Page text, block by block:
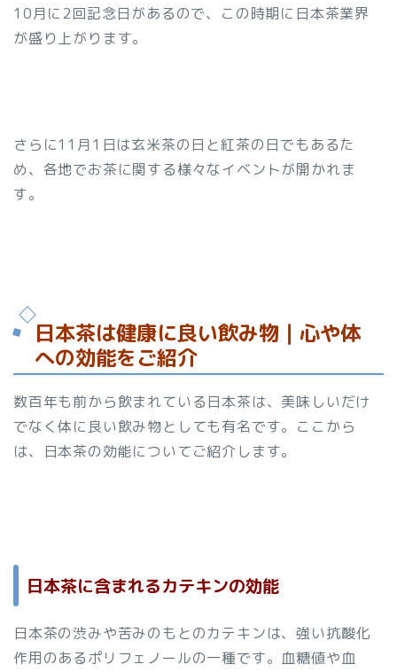
10月に2回記念日があるので、この時期に日本茶業界
が盛り上がります。
さらに11月1日は玄米茶の日と紅茶の日でもあるた
め、各地でお茶に関する様々なイベントが開かれま
す。
日本茶は健康に良い飲み物｜心や体
への効能をご紹介
数百年も前から飲まれている日本茶は、美味しいだけ
でなく体に良い飲み物としても有名です。ここから
は、日本茶の効能についてご紹介します。
日本茶に含まれるカテキンの効能
日本茶の渋みや苦みのもとのカテキンは、強い抗酸化
作用のあるポリフェノールの一種です。血糖値や血